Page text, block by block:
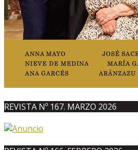
REVISTA Nº 167. MARZO 2026